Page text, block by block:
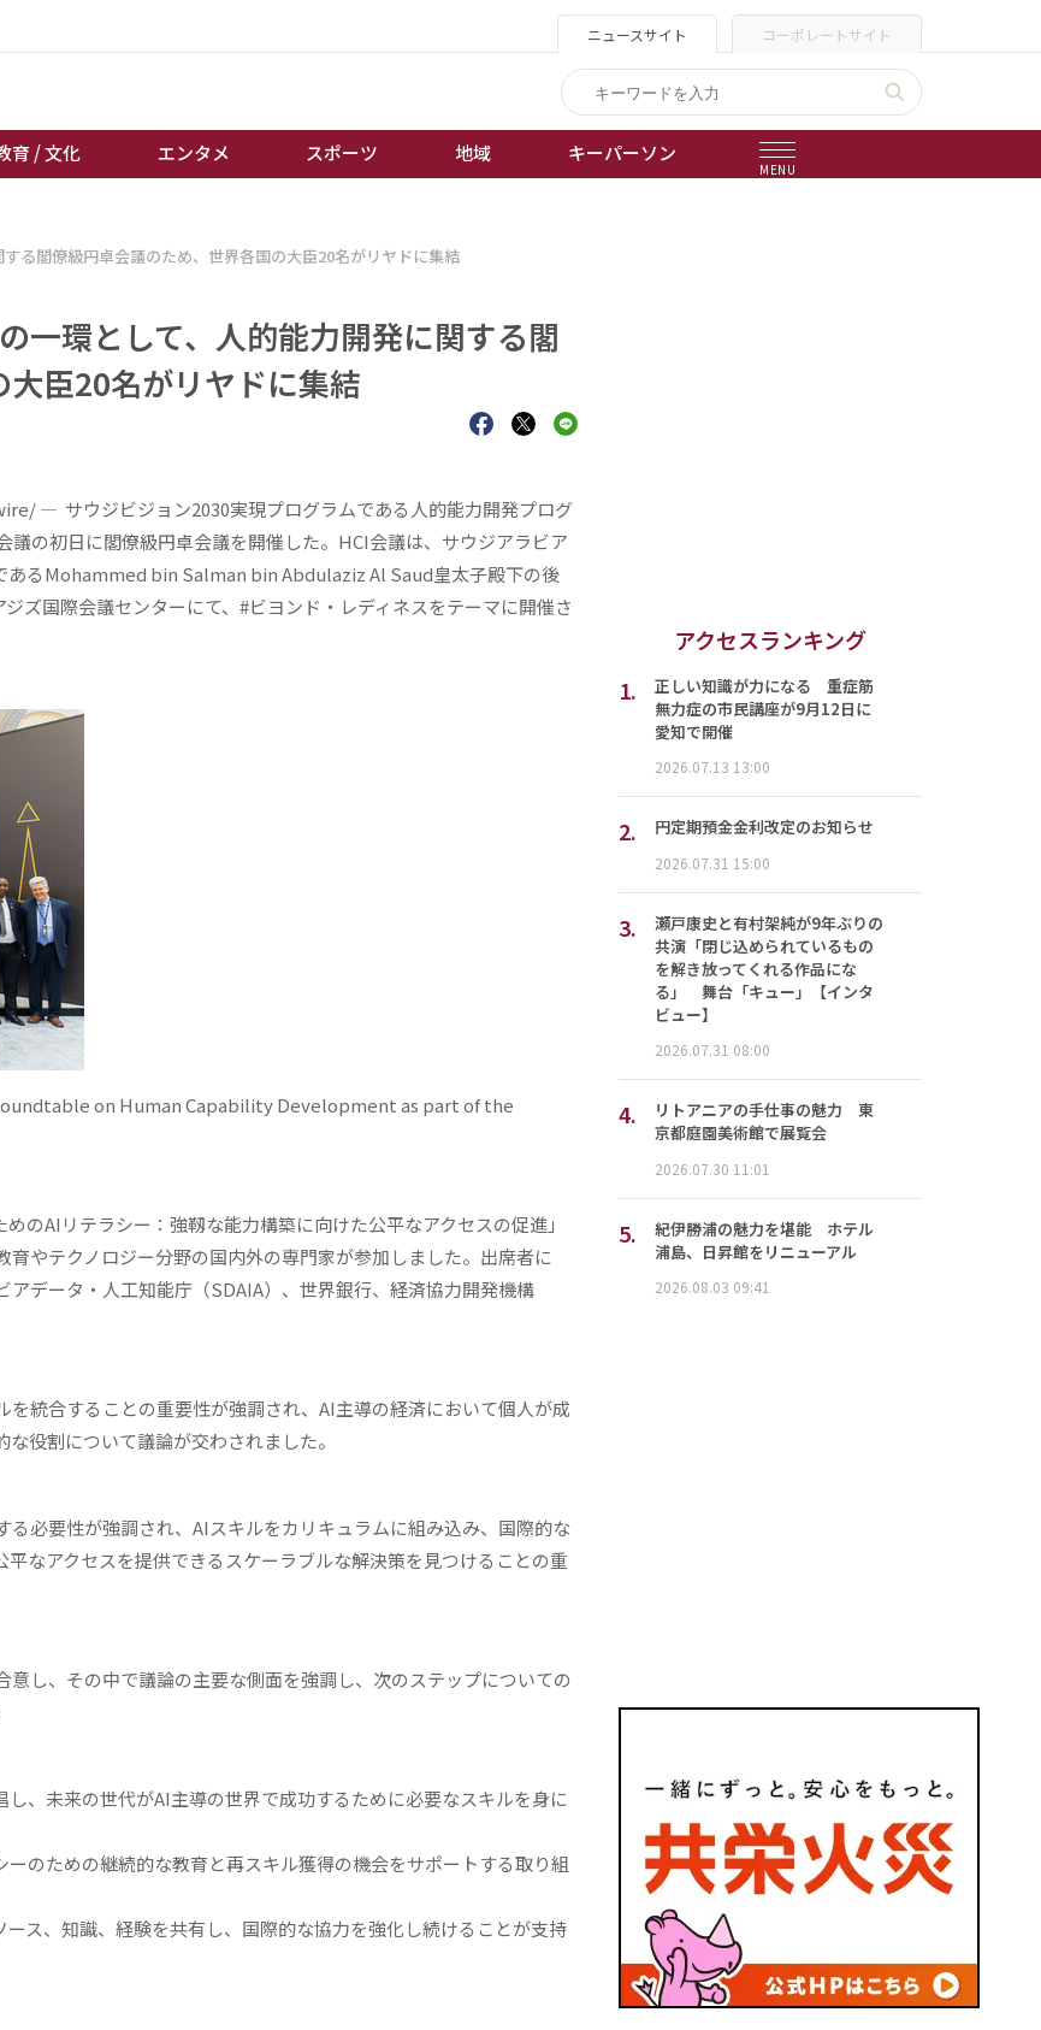
ニュースサイト コーポレートサイト
育 / 文化 エンタメ スポーツ 地域 キーパーソン
MENU
タメ
ーツ
競輪
ボートレース
る閣僚級円卓会議のため、世界各国の大臣20名がリヤドに集結
一環として、人的能力開発に関する閣
臣20名がリヤドに集結
— サウジビジョン2030実現プログラムである人的能力開発プログ
の初日に閣僚級円卓会議を開催した。HCI会議は、サウジアラビア
あるMohammed bin Salman bin Abdulaziz Al Saud皇太子殿下の後
ズ国際会議センターにて、#ビヨンド・レディネスをテーマに開催さ
on Human Capability Development as part of the
のAIリテラシー：強靱な能力構築に向けた公平なアクセスの促進」
やテクノロジー分野の国内外の専門家が参加しました。出席者に
データ・人工知能庁（SDAIA）、世界銀行、経済協力開発機構
統合することの重要性が強調され、AI主導の経済において個人が成
役割について議論が交わされました。
必要性が強調され、AIスキルをカリキュラムに組み込み、国際的な
なアクセスを提供できるスケーラブルな解決策を見つけることの重
し、その中で議論の主要な側面を強調し、次のステップについての
、未来の世代がAI主導の世界で成功するために必要なスキルを身に
のための継続的な教育と再スキル獲得の機会をサポートする取り組
ス、知識、経験を共有し、国際的な協力を強化し続けることが支持
アクセスランキング
1.
正しい知識が力になる 重症筋
無力症の市民講座が9月12日に
愛知で開催
2026.07.13 13:00
2. 円定期預金金利改定のお知らせ
2026.07.31 15:00
3.
瀬戸康史と有村架純が9年ぶりの
共演「閉じ込められているもの
を解き放ってくれる作品にな
る」 舞台「キュー」【インタ
ビュー】
2026.07.31 08:00
4.
リトアニアの手仕事の魅力 東
京都庭園美術館で展覧会
2026.07.30 11:01
5.
紀伊勝浦の魅力を堪能 ホテル
浦島、日昇館をリニューアル
2026.08.03 09:41